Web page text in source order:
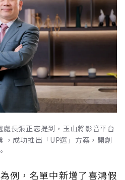
長張正志提到，玉山將影音平台
，成功推出「UP選」方案，開創
例，名單中新增了喜鴻假